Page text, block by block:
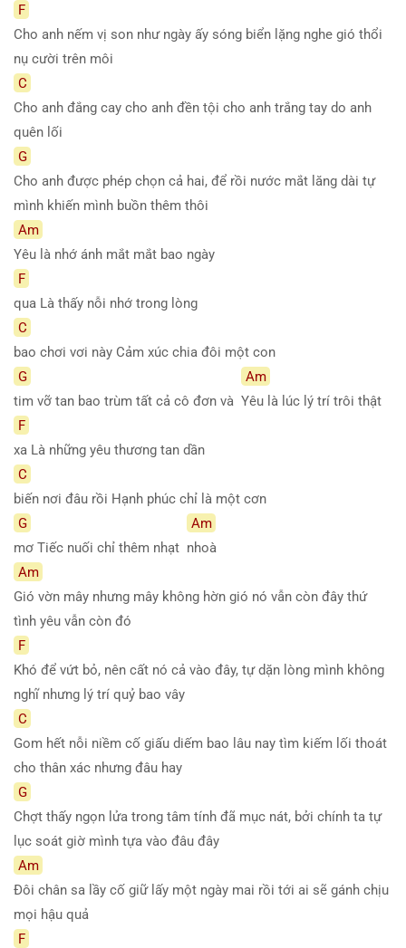
F
Cho anh nếm vị son như ngày ấy sóng biển lặng nghe gió thổi
nụ cười trên môi
C
Cho anh đắng cay cho anh đền tội cho anh trắng tay do anh
quên lối
G
Cho anh được phép chọn cả hai, để rồi nước mắt lăng dài tự
mình khiến mình buồn thêm thôi
Am
Yêu là nhớ ánh mắt mắt bao ngày
F
qua Là thấy nỗi nhớ trong lòng
C
bao chơi vơi này Cảm xúc chia đôi một con
G
tim vỡ tan bao trùm tất cả cô đơn và
Am
Yêu là lúc lý trí trôi thật
F
xa Là những yêu thương tan dần
C
biến nơi đâu rồi Hạnh phúc chỉ là một cơn
G
mơ Tiếc nuối chỉ thêm nhạt
Am
nhoà
Am
Gió vờn mây nhưng mây không hờn gió nó vẫn còn đây thứ
tình yêu vẫn còn đó
F
Khó để vứt bỏ, nên cất nó cả vào đây, tự dặn lòng mình không
nghĩ nhưng lý trí quỷ bao vây
C
Gom hết nỗi niềm cố giấu diếm bao lâu nay tìm kiếm lối thoát
cho thân xác nhưng đâu hay
G
Chợt thấy ngọn lửa trong tâm tính đã mục nát, bởi chính ta tự
lục soát giờ mình tựa vào đâu đây
Am
Đôi chân sa lầy cố giữ lấy một ngày mai rồi tới ai sẽ gánh chịu
mọi hậu quả
F